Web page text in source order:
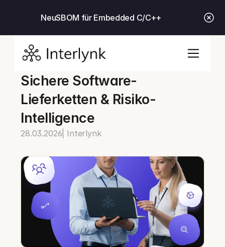
NeuSBOM für Embedded C/C++
Sichere Software-
Lieferketten & Risiko-
Intelligence
28.03.2026 | Interlynk